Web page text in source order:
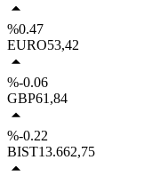
%0.47
EURO53,42
%-0.06
GBP61,84
%-0.22
BIST13.662,75